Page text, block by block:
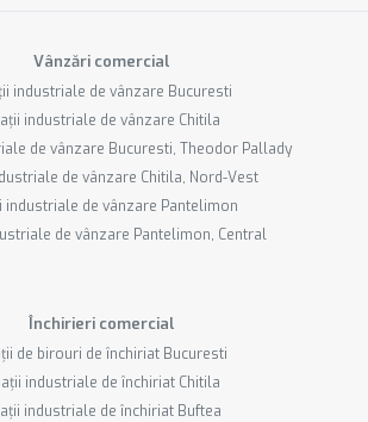
Vânzări comercial
industriale de vânzare Bucuresti
industriale de vânzare Chitila
de vânzare Bucuresti, Theodor Pallady
de vânzare Chitila, Nord-Vest
industriale de vânzare Pantelimon
de vânzare Pantelimon, Central
Închirieri comercial
de birouri de închiriat Bucuresti
industriale de închiriat Chitila
industriale de închiriat Buftea